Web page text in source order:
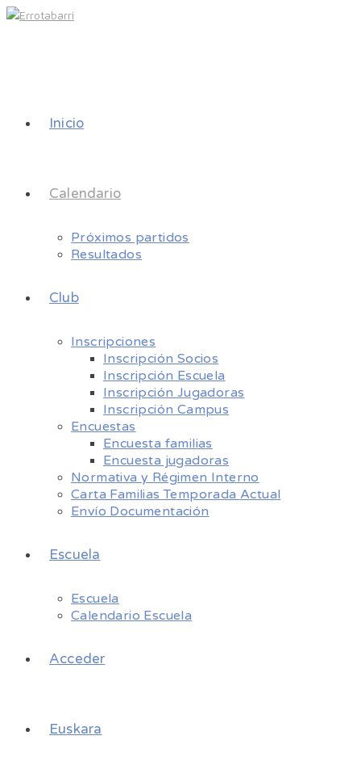
Inicio
Calendario
Próximos partidos
Resultados
Club
Inscripciones
Inscripción Socios
Inscripción Escuela
Inscripción Jugadoras
Inscripción Campus
Encuestas
Encuesta familias
Encuesta jugadoras
Normativa y Régimen Interno
Carta Familias Temporada Actual
Envío Documentación
Escuela
Escuela
Calendario Escuela
Acceder
Euskara